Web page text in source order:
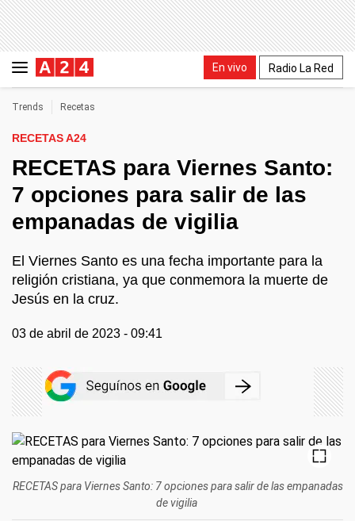
En vivo Radio La Red
Trends Recetas
RECETAS A24
RECETAS para Viernes Santo:
7 opciones para salir de las
empanadas de vigilia
El Viernes Santo es una fecha importante para la
religión cristiana, ya que conmemora la muerte de
Jesús en la cruz.
03 de abril de 2023 - 09:41
RECETAS para Viernes Santo: 7 opciones para salir de las empanadas
de vigilia